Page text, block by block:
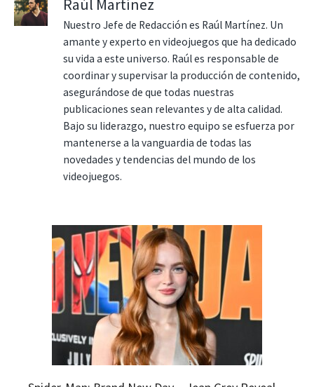
Nuestro Jefe de Redacción es Raúl Martínez. Un
amante y experto en videojuegos que ha dedicado
su vida a este universo. Raúl es responsable de
coordinar y supervisar la producción de contenido,
asegurándose de que todas nuestras
publicaciones sean relevantes y de alta calidad.
Bajo su liderazgo, nuestro equipo se esfuerza por
mantenerse a la vanguardia de todas las
novedades y tendencias del mundo de los
videojuegos.